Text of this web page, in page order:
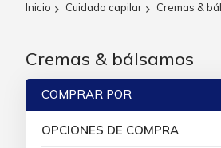
Inicio Cuidado capilar Cremas &
Cremas & bálsamos
COMPRAR POR
OPCIONES DE COMPRA